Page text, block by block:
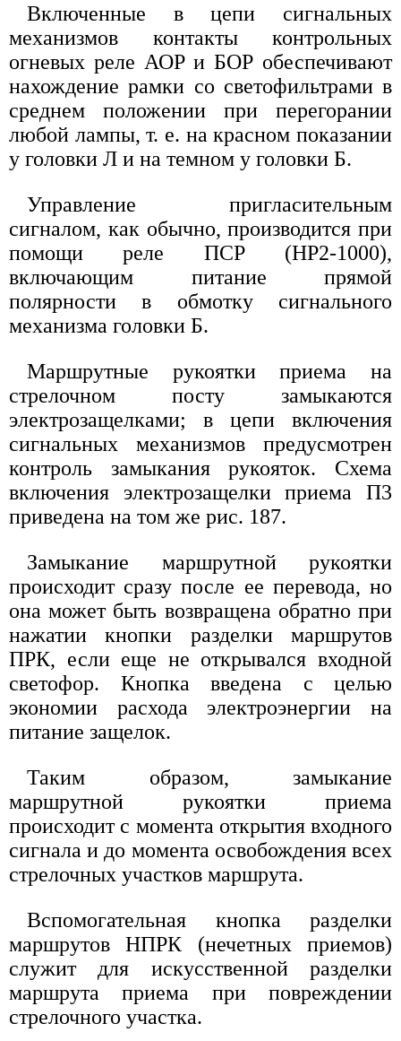
Включенные в цепи сигнальных
механизмов контакты контрольных
огневых реле АОР и БОР обеспечивают
нахождение рамки со светофильтрами в
среднем положении при перегорании
любой лампы, т. е. на красном показании
у головки Л и на темном у головки Б.
Управление пригласительным
сигналом, как обычно, производится при
помощи реле ПСР (НР2-1000),
включающим питание прямой
полярности в обмотку сигнального
механизма головки Б.
Маршрутные рукоятки приема на
стрелочном посту замыкаются
электрозащелками; в цепи включения
сигнальных механизмов предусмотрен
контроль замыкания рукояток. Схема
включения электрозащелки приема П3
приведена на том же рис. 187.
Замыкание маршрутной рукоятки
происходит сразу после ее перевода, но
она может быть возвращена обратно при
нажатии кнопки разделки маршрутов
ПРК, если еще не открывался входной
светофор. Кнопка введена с целью
экономии расхода электроэнергии на
питание защелок.
Таким образом, замыкание
маршрутной рукоятки приема
происходит с момента открытия входного
сигнала и до момента освобождения всех
стрелочных участков маршрута.
Вспомогательная кнопка разделки
маршрутов НПРК (нечетных приемов)
служит для искусственной разделки
маршрута приема при повреждении
стрелочного участка.